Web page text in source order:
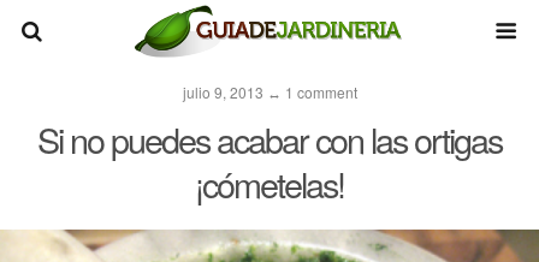
julio 9, 2013 ↔ 1 comment
Si no puedes acabar con las ortigas
¡cómetelas!